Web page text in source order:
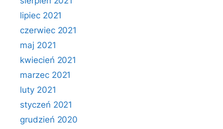
lipiec 2021
czerwiec 2021
maj 2021
kwiecień 2021
marzec 2021
luty 2021
styczeń 2021
grudzień 2020